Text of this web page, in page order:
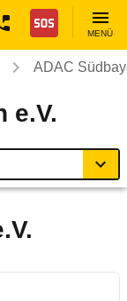
Nothilfe
MENÜ
ADAC
e.V.